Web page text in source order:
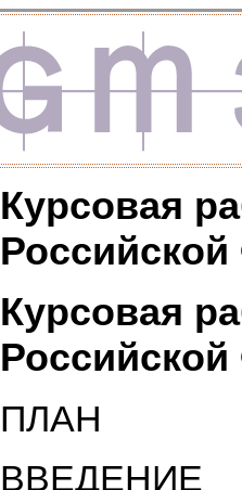
Курсовая
Курсовая
ПЛАН
ВВЕДЕНИЕ